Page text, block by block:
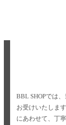
BBL SHOPでは
お受けいたします
にあわせて、丁